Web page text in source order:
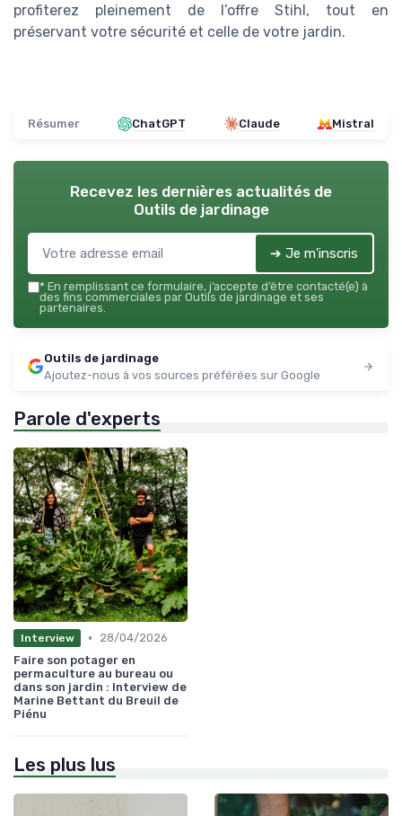
profiterez pleinement de l’offre Stihl, tout en
préservant votre sécurité et celle de votre jardin.
Résumer ChatGPT Claude Mistral
Recevez les dernières actualités de
Outils de jardinage
➔ Je m'inscris
* En remplissant ce formulaire, j’accepte d’être contacté(e) à
des fins commerciales par Outils de jardinage et ses
partenaires.
Outils de jardinage
Ajoutez-nous à vos sources préférées sur Google
Parole d'experts
Interview •
28/04/2026
Faire son potager en
permaculture au bureau ou
dans son jardin : Interview de
Marine Bettant du Breuil de
Piénu
Les plus lus